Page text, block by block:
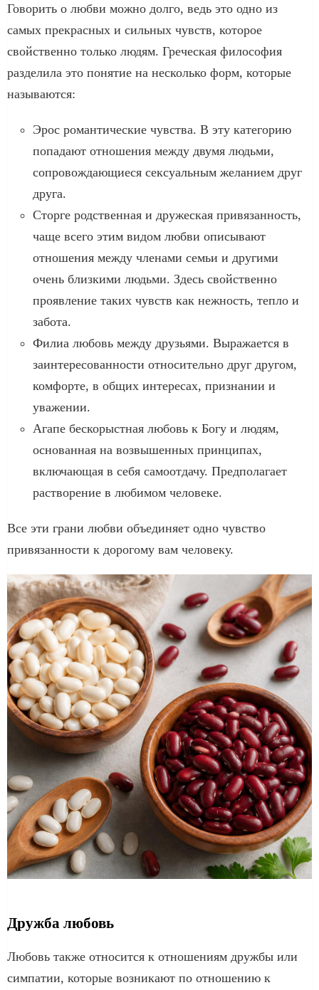
Говорить о любви можно долго, ведь это одно из
самых прекрасных и сильных чувств, которое
свойственно только людям. Греческая философия
разделила это понятие на несколько форм, которые
называются:
Эрос романтические чувства. В эту категорию
попадают отношения между двумя людьми,
сопровождающиеся сексуальным желанием друг
друга.
Сторге родственная и дружеская привязанность,
чаще всего этим видом любви описывают
отношения между членами семьи и другими
очень близкими людьми. Здесь свойственно
проявление таких чувств как нежность, тепло и
забота.
Филиа любовь между друзьями. Выражается в
заинтересованности относительно друг другом,
комфорте, в общих интересах, признании и
уважении.
Агапе бескорыстная любовь к Богу и людям,
основанная на возвышенных принципах,
включающая в себя самоотдачу. Предполагает
растворение в любимом человеке.
Все эти грани любви объединяет одно чувство
привязанности к дорогому вам человеку.
Дружба любовь
Любовь также относится к отношениям дружбы или
симпатии, которые возникают по отношению к